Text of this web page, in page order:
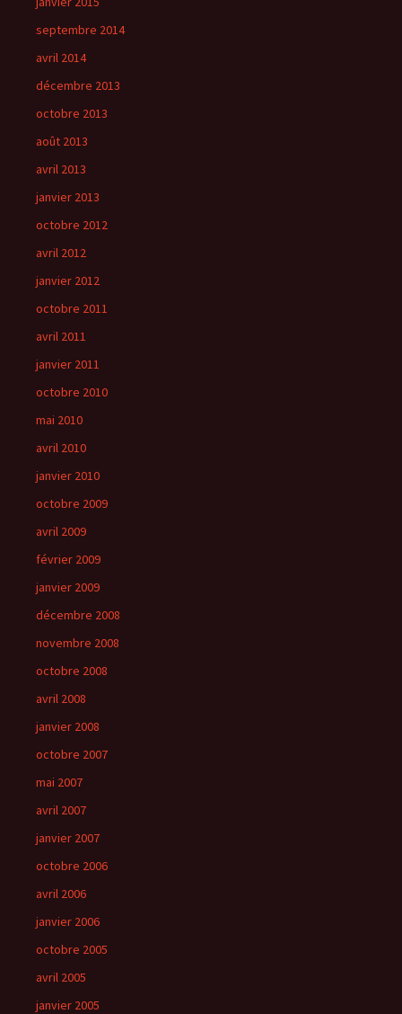
septembre 2014
avril 2014
décembre 2013
octobre 2013
août 2013
avril 2013
janvier 2013
octobre 2012
avril 2012
janvier 2012
octobre 2011
avril 2011
janvier 2011
octobre 2010
mai 2010
avril 2010
janvier 2010
octobre 2009
avril 2009
février 2009
janvier 2009
décembre 2008
novembre 2008
octobre 2008
avril 2008
janvier 2008
octobre 2007
mai 2007
avril 2007
janvier 2007
octobre 2006
avril 2006
janvier 2006
octobre 2005
avril 2005
janvier 2005